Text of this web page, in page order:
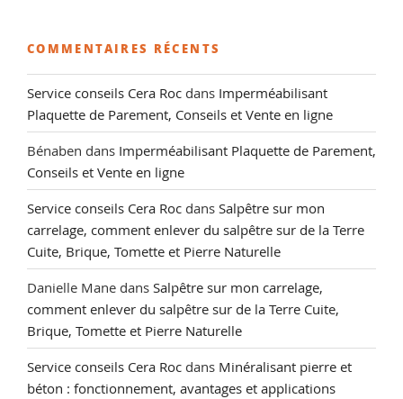
COMMENTAIRES RÉCENTS
Service conseils Cera Roc dans Imperméabilisant
Plaquette de Parement, Conseils et Vente en ligne
Bénaben dans Imperméabilisant Plaquette de Parement,
Conseils et Vente en ligne
Service conseils Cera Roc dans Salpêtre sur mon
carrelage, comment enlever du salpêtre sur de la Terre
Cuite, Brique, Tomette et Pierre Naturelle
Danielle Mane dans Salpêtre sur mon carrelage,
comment enlever du salpêtre sur de la Terre Cuite,
Brique, Tomette et Pierre Naturelle
Service conseils Cera Roc dans Minéralisant pierre et
béton : fonctionnement, avantages et applications